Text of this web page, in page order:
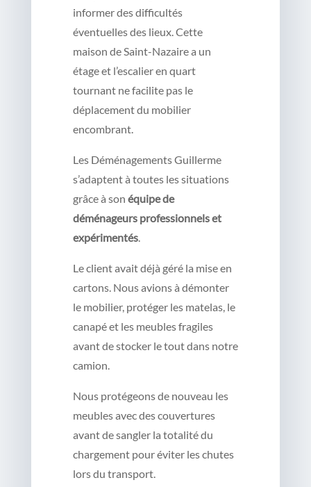
informer des difficultés
éventuelles des lieux. Cette
maison de Saint-Nazaire a un
étage et l’escalier en quart
tournant ne facilite pas le
déplacement du mobilier
encombrant.
Les Déménagements Guillerme
s’adaptent à toutes les situations
grâce à son équipe de
déménageurs professionnels et
expérimentés.
Le client avait déjà géré la mise en
cartons. Nous avions à démonter
le mobilier, protéger les matelas, le
canapé et les meubles fragiles
avant de stocker le tout dans notre
camion.
Nous protégeons de nouveau les
meubles avec des couvertures
avant de sangler la totalité du
chargement pour éviter les chutes
lors du transport.